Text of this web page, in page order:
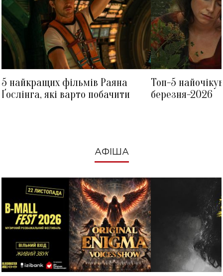
5 найкращих фільмів Раяна
Ґослінга, які варто побачити
Топ-5
березня-2026
АФІША